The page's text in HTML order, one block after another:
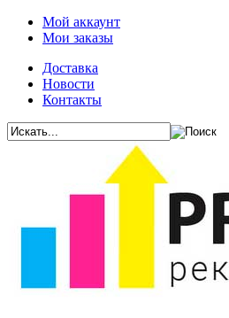
Мой аккаунт
Мои заказы
Доставка
Новости
Контакты